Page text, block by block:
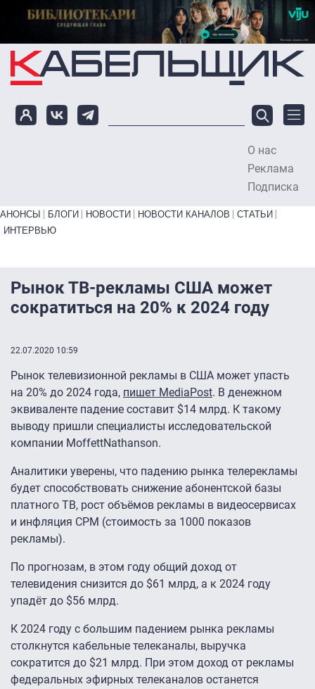
Перейти к основному содержанию
О нас
Реклама
Подписка
Primary links bottom
АНОНСЫ БЛОГИ НОВОСТИ НОВОСТИ КАНАЛОВ
СТАТЬИ
ИНТЕРВЬЮ
Рынок ТВ-рекламы США может
сократиться на 20% к 2024 году
22.07.2020 10:59
Рынок телевизионной рекламы в США может упасть
на 20% до 2024 года, пишет MediaPost. В денежном
эквиваленте падение составит $14 млрд. К такому
выводу пришли специалисты исследовательской
компании MoffettNathanson.
Аналитики уверены, что падению рынка телерекламы
будет способствовать снижение абонентской базы
платного ТВ, рост объёмов рекламы в видеосервисах
и инфляция CPM (стоимость за 1000 показов
рекламы).
По прогнозам, в этом году общий доход от
телевидения снизится до $61 млрд, а к 2024 году
упадёт до $56 млрд.
К 2024 году с большим падением рынка рекламы
столкнутся кабельные телеканалы, выручка
сократится до $21 млрд. При этом доход от рекламы
федеральных эфирных телеканалов останется